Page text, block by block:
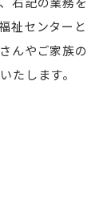
祉センターと
んやご家族の
たします。